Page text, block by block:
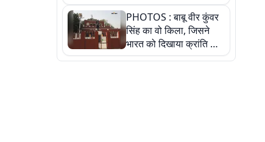
PHOTOS : बाबू वीर कुंवर
सिंह का वो किला, जिसने
भारत को दिखाया क्रांति का
रास्ता: तस्वीरों में देखिए